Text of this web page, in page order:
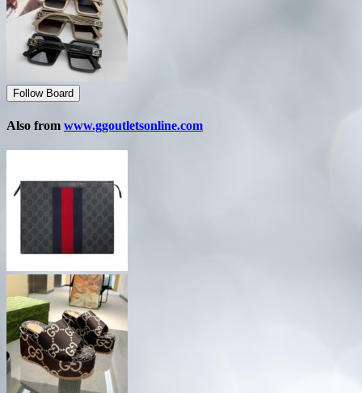
Follow Board
Also from www.ggoutletsonline.com